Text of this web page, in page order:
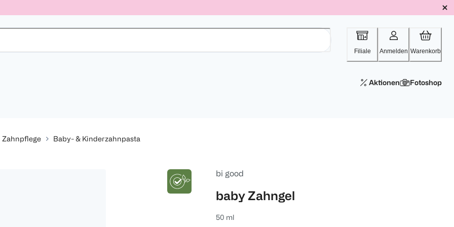
Filiale Anmelden Warenkorb
Aktionen Fotoshop
Zahnpflege Baby- & Kinderzahnpasta
bi good
baby Zahngel
50 ml